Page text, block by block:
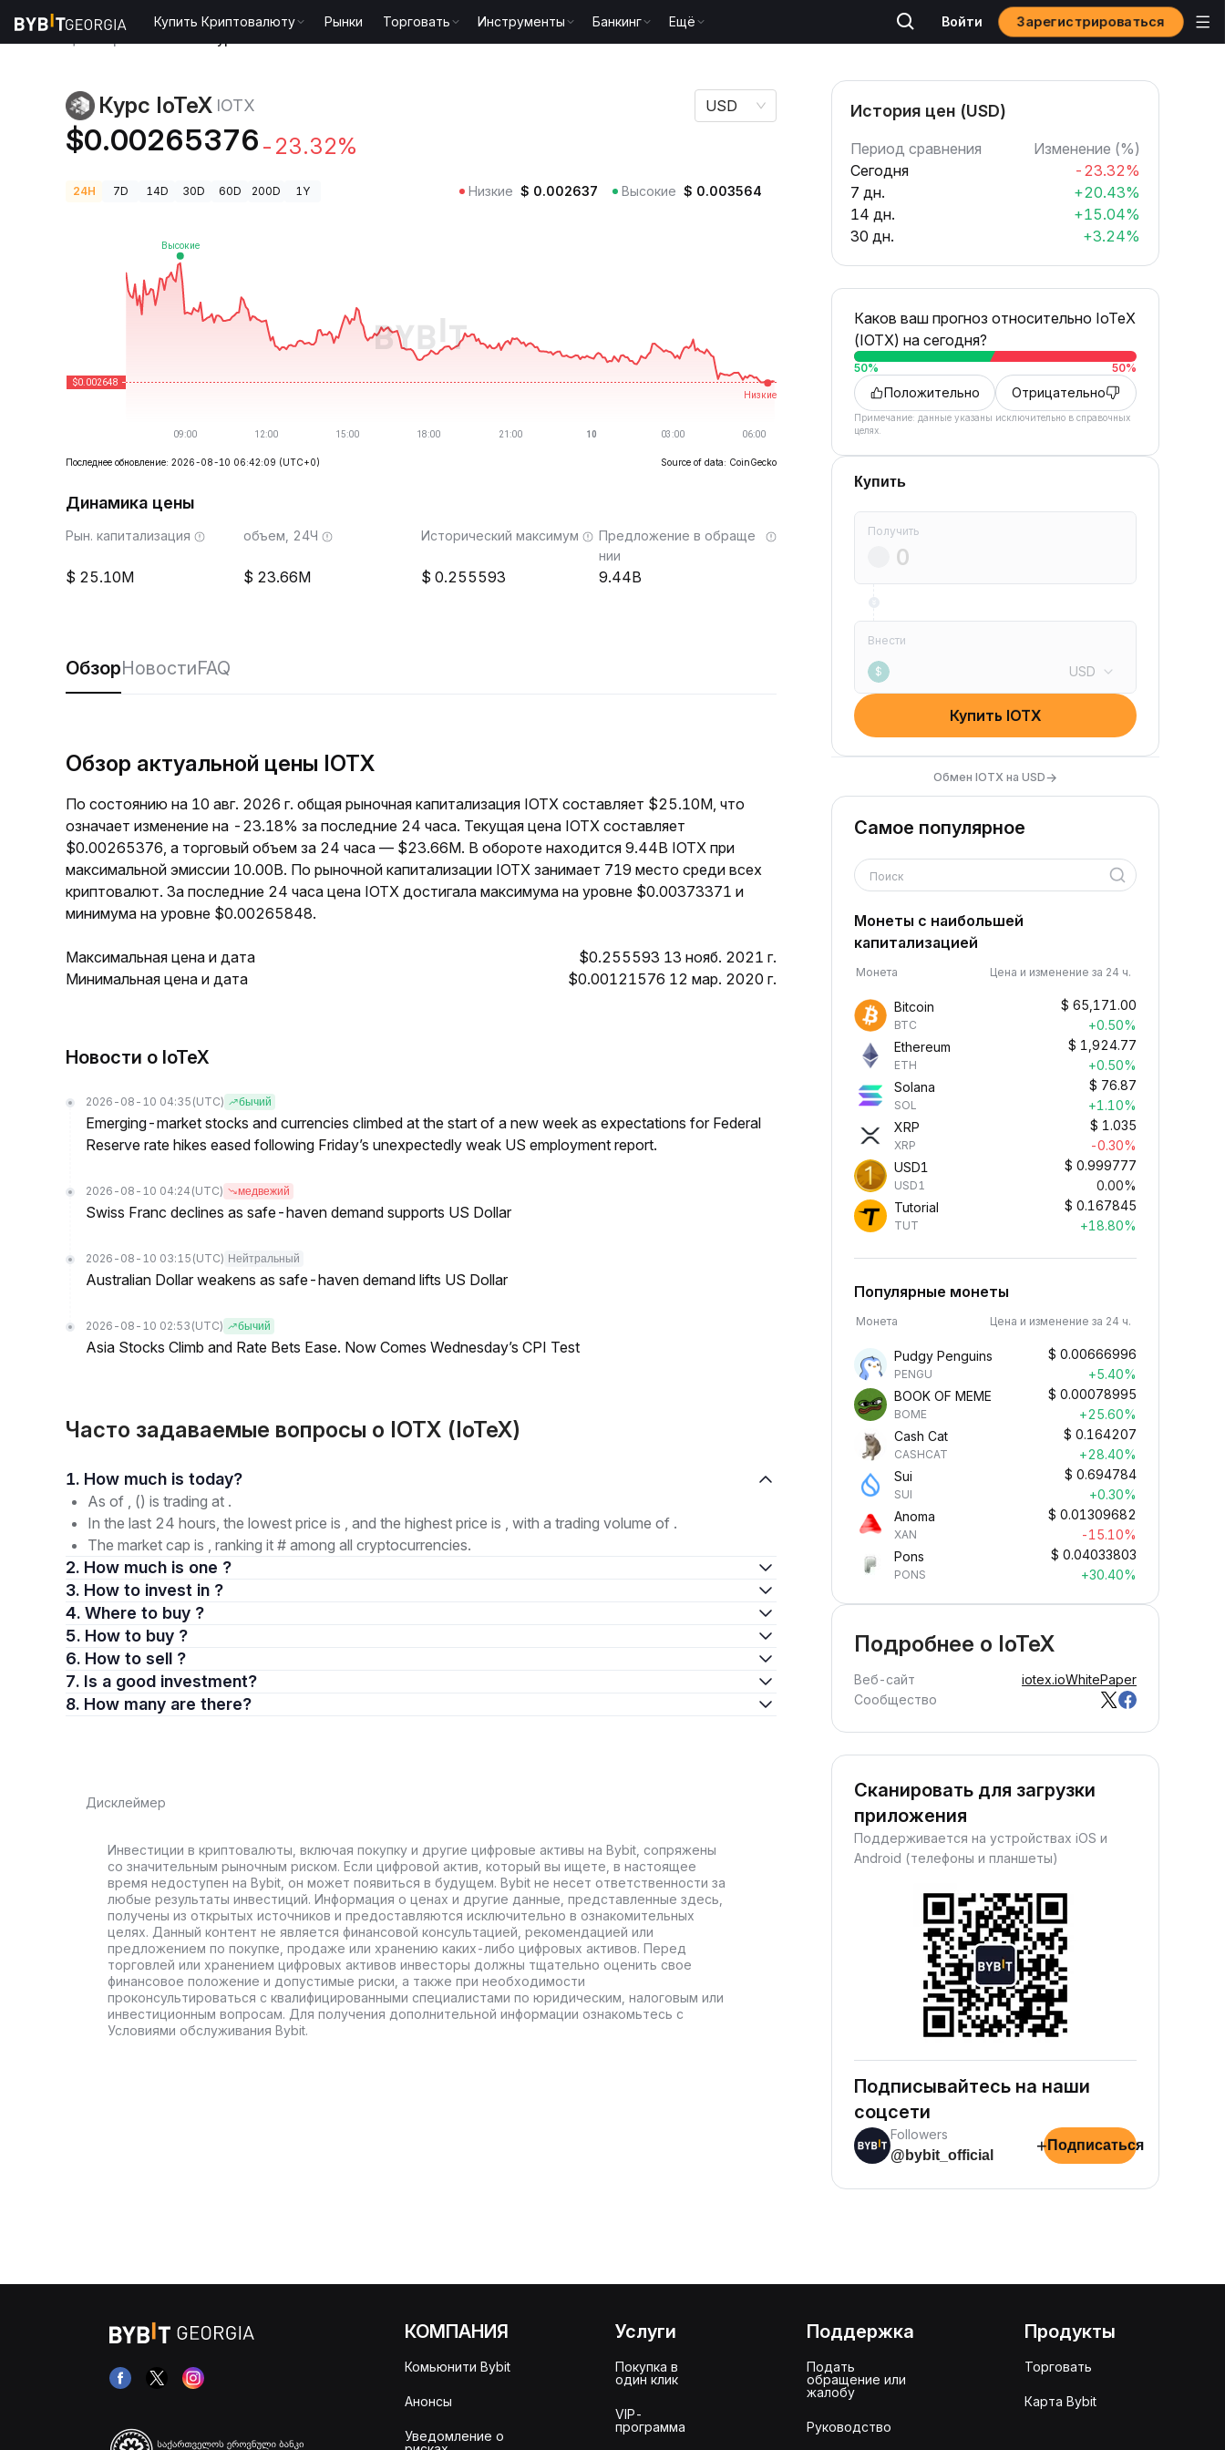
Купить Криптовалюту Рынки Торговать Инструменты Банкинг Ещё Войти Зарегистрироваться
Курс IoTeX IOTX
$0.00265376 -23.32%
USD
24H 7D 14D 30D 60D 200D 1Y Низкие $ 0.002637 Высокие $ 0.003564
Последнее обновление: 2026-08-10 06:42:09 (UTC+0) Source of data: CoinGecko
Динамика цены
Рын. капитализация
25.10M
объем, 24Ч
23.66M
Исторический максимум
0.255593
Предложение в обраще
нии
9.44B
ОбзорНовостиFAQ
Обзор актуальной цены IOTX
По состоянию на 10 авг. 2026 г. общая рыночная капитализация IOTX составляет $25.10M, что
означает изменение на -23.18% за последние 24 часа. Текущая цена IOTX составляет
$0.00265376, а торговый объем за 24 часа — $23.66M. В обороте находится 9.44B IOTX при
максимальной эмиссии 10.00B. По рыночной капитализации IOTX занимает 719 место среди всех
криптовалют. За последние 24 часа цена IOTX достигала максимума на уровне $0.00373371 и
минимума на уровне $0.00265848.
Максимальная цена и дата
$0.255593 13 нояб. 2021 г.
Минимальная цена и дата
$0.00121576 12 мар. 2020 г.
Новости о IoTeX
2026-08-10 04:35 (UTC) бычий
Emerging-market stocks and currencies climbed at the start of a new week as expectations for Federal
Reserve rate hikes eased following Friday’s unexpectedly weak US employment report.
2026-08-10 04:24 (UTC) медвежий
Swiss Franc declines as safe-haven demand supports US Dollar
2026-08-10 03:15 (UTC) Нейтральный
Australian Dollar weakens as safe-haven demand lifts US Dollar
2026-08-10 02:53 (UTC) бычий
Asia Stocks Climb and Rate Bets Ease. Now Comes Wednesday’s CPI Test
Часто задаваемые вопросы о IOTX (IoTeX)
1. How much is today?
As of , () is trading at .
In the last 24 hours, the lowest price is , and the highest price is , with a trading volume of .
The market cap is , ranking it # among all cryptocurrencies.
2. How much is one ?
3. How to invest in ?
4. Where to buy ?
5. How to buy ?
6. How to sell ?
7. Is a good investment?
8. How many are there?
Дисклеймер
Инвестиции в криптовалюты, включая покупку и другие цифровые активы на Bybit, сопряжены
со значительным рыночным риском. Если цифровой актив, который вы ищете, в настоящее
время недоступен на Bybit, он может появиться в будущем. Bybit не несет ответственности за
любые результаты инвестиций. Информация о ценах и другие данные, представленные здесь,
получены из открытых источников и предоставляются исключительно в ознакомительных
целях. Данный контент не является финансовой консультацией, рекомендацией или
предложением по покупке, продаже или хранению каких-либо цифровых активов. Перед
торговлей или хранением цифровых активов инвесторы должны тщательно оценить свое
финансовое положение и допустимые риски, а также при необходимости
проконсультироваться с квалифицированными специалистами по юридическим, налоговым или
инвестиционным вопросам. Для получения дополнительной информации ознакомьтесь с
Условиями обслуживания Bybit.
История цен (USD)
Период сравнения
Изменение (%)
Сегодня
-23.32%
7 дн.
+20.43%
14 дн.
+15.04%
30 дн.
+3.24%
Каков ваш прогноз относительно IoTeX
(IOTX) на сегодня?
50% 50%
Положительно Отрицательно
Примечание: данные указаны исключительно в справочных
целях.
Купить
Получить
Внести
$ USD
Купить IOTX
Обмен IOTX на USD→
Самое популярное
Поиск
Монеты с наибольшей
капитализацией
Монета Цена и изменение за 24 ч.
Bitcoin
BTC
$ 65,171.00
+0.50%
Ethereum
ETH
$ 1,924.77
+0.50%
Solana
SOL
$ 76.87
+1.10%
XRP
XRP
$ 1.035
-0.30%
USD1
USD1
$ 0.999777
0.00%
Tutorial
TUT
$ 0.167845
+18.80%
Популярные монеты
Монета Цена и изменение за 24 ч.
Pudgy Penguins
PENGU
$ 0.00666996
+5.40%
BOOK OF MEME
BOME
$ 0.00078995
+25.60%
Cash Cat
CASHCAT
$ 0.164207
+28.40%
Sui
SUI
$ 0.694784
+0.30%
Anoma
XAN
$ 0.01309682
-15.10%
Pons
PONS
$ 0.04033803
+30.40%
Подробнее о IoTeX
Веб-сайт iotex.ioWhitePaper
Сообщество
Сканировать для загрузки
приложения
Поддерживается на устройствах iOS и
Android (телефоны и планшеты)
Подписывайтесь на наши
соцсети
Followers
@bybit_official
+ Подписаться
КОМПАНИЯ
Комьюнити Bybit
Анонсы
Уведомление о
Услуги
Покупка в
один клик
VIP-
программа
Поддержка
Подать
обращение или
жалобу
Руководство
Продукты
Торговать
Карта Bybit